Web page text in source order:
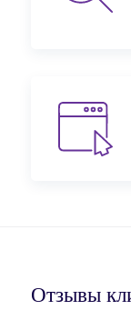
Отзывы